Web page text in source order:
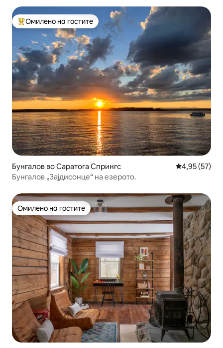
Меѓу најуспешните „Омилени на гостите“
Омилено на гостите
Бунгалов во Саратога Спрингс Просечна
4,95 (57)
Бунгалов „Зајдисонце“ на езерото.
Омилено на гостите
Омилено на гостите